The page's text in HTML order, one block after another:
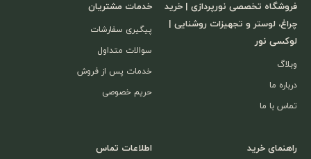
فروشگاه تخصصی نورپردازی | خرید
چراغ، لوستر و تجهیزات روشنایی |
لوکسی نور
وبلاگ
درباره ما
تماس با ما
خدمات مشتریان
پیگیری سفارشات
سوالات متداول
خدمات پس از فروش
حریم خصوصی
راهنمای خرید اطلاعات تماس